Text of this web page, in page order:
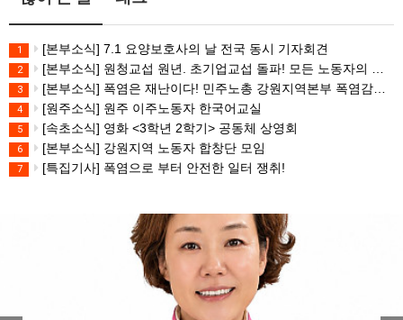
1 [본부소식] 7.1 요양보호사의 날 전국 동시 기자회견
2 [본부소식] 원청교섭 원년. 초기업교섭 돌파! 모든 노동자의 노동기본권 쟁취! 민주노총 7.15 총파업대회
3 [본부소식] 폭염은 재난이다! 민주노총 강원지역본부 폭염감시단 선포 기자회견
4 [원주소식] 원주 이주노동자 한국어교실
5 [속초소식] 영화 <3학년 2학기> 공동체 상영회
6 [본부소식] 강원지역 노동자 합창단 모임
7 [특집기사] 폭염으로 부터 안전한 일터 쟁취!